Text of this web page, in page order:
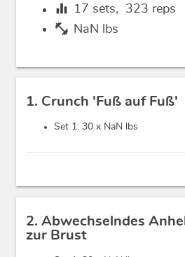
equalizer 17 sets, 323 reps
fitness_center NaN lbs
1. Crunch 'Fuß auf Fuß'
Set 1: 30 x NaN lbs
2. Abwechselndes
zur Brust